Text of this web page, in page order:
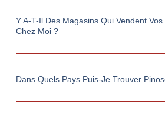
Y A-T-Il Des Magasins Qui Vendent
Chez Moi ?
Dans Quels Pays Puis-Je Trouver